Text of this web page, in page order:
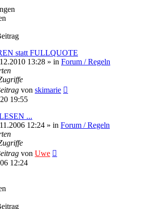
statt FULLQUOTE
13:28 » in Forum / Regeln
von skimarie
19:55
...
12:24 » in Forum / Regeln
von Uwe
12:24